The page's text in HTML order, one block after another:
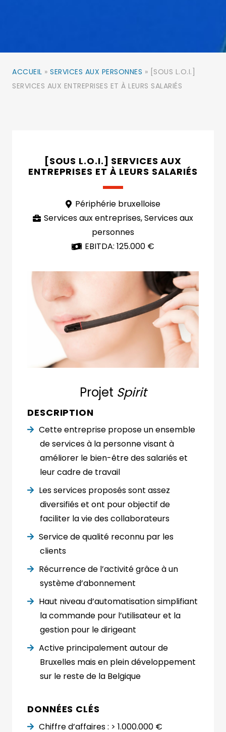
ACCUEIL » SERVICES AUX PERSONNES » [SOUS L.O.I.]
SERVICES AUX ENTREPRISES ET À LEURS SALARIÉS
[SOUS L.O.I.] SERVICES AUX
ENTREPRISES ET À LEURS SALARIÉS
Périphérie bruxelloise
Services aux entreprises,Services aux
personnes
EBITDA:125.000 €
Projet Spirit
DESCRIPTION
Cette entreprise propose un ensemble
de services à la personne visant à
améliorer le bien-être des salariés et
leur cadre de travail
Les services proposés sont assez
diversifiés et ont pour objectif de
faciliter la vie des collaborateurs
Service de qualité reconnu par les
clients
Récurrence de l’activité grâce à un
système d’abonnement
Haut niveau d’automatisation simplifiant
la commande pour l’utilisateur et la
gestion pour le dirigeant
Active principalement autour de
Bruxelles mais en plein développement
sur le reste de la Belgique
DONNÉES CLÉS
Chiffre d’affaires : > 1.000.000 €